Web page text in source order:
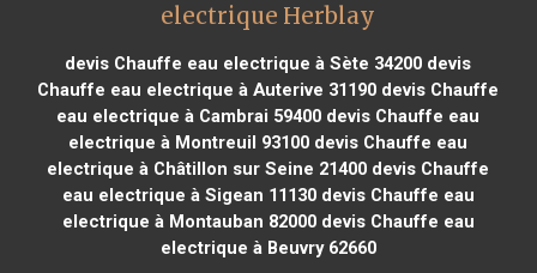
electrique Herblay
devis Chauffe eau electrique à Sète 34200 devis
Chauffe eau electrique à Auterive 31190 devis Chauffe
eau electrique à Cambrai 59400 devis Chauffe eau
electrique à Montreuil 93100 devis Chauffe eau
electrique à Châtillon sur Seine 21400 devis Chauffe
eau electrique à Sigean 11130devis Chauffe eau
electrique à Montauban 82000devis Chauffe eau
electrique à Beuvry 62660